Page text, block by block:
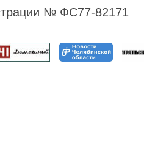
№ ФС77-82171